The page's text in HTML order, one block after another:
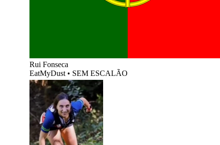
Rui Fonseca
EatMyDust • SEM ESCALÃO